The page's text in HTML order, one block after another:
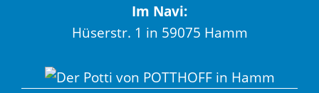
Im Navi:
Hüserstr. 1 in 59075 Hamm